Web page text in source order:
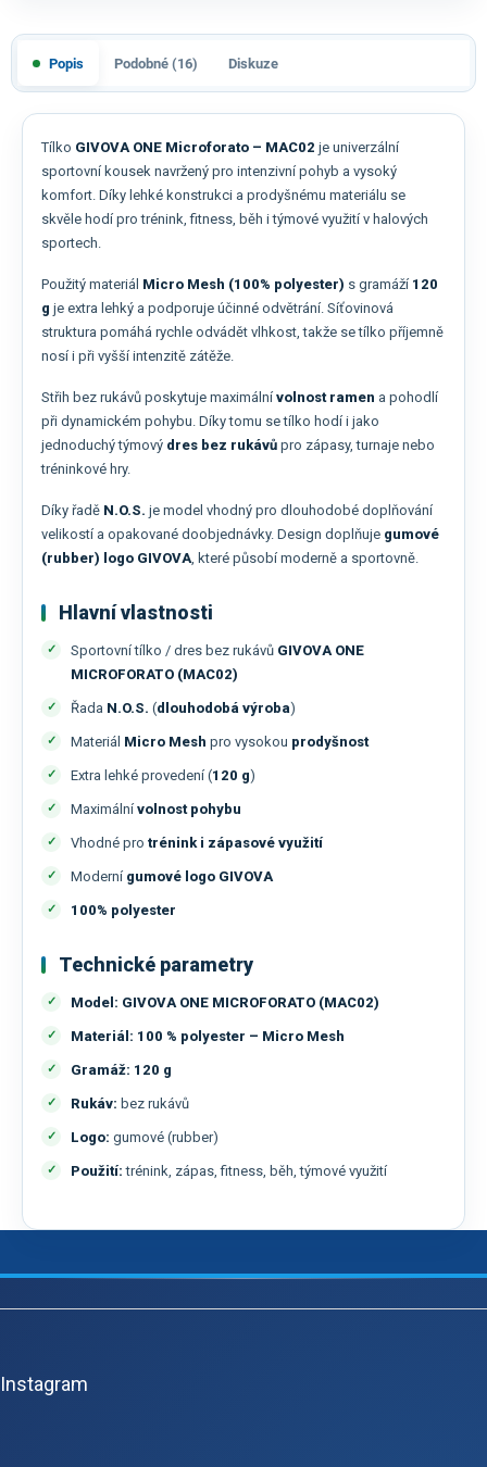
Popis Podobné (16) Diskuze
Tílko GIVOVA ONE Microforato – MAC02 je univerzální
sportovní kousek navržený pro intenzivní pohyb a vysoký
komfort. Díky lehké konstrukci a prodyšnému materiálu se
skvěle hodí pro trénink, fitness, běh i týmové využití v halových
sportech.
Použitý materiál Micro Mesh (100% polyester) s gramáží 120
g je extra lehký a podporuje účinné odvětrání. Síťovinová
struktura pomáhá rychle odvádět vlhkost, takže se tílko příjemně
nosí i při vyšší intenzitě zátěže.
Střih bez rukávů poskytuje maximální volnost ramen a pohodlí
při dynamickém pohybu. Díky tomu se tílko hodí i jako
jednoduchý týmový dres bez rukávů pro zápasy, turnaje nebo
tréninkové hry.
Díky řadě N.O.S. je model vhodný pro dlouhodobé doplňování
velikostí a opakované doobjednávky. Design doplňuje gumové
(rubber) logo GIVOVA, které působí moderně a sportovně.
Hlavní vlastnosti
Sportovní tílko / dres bez rukávů GIVOVA ONE
MICROFORATO (MAC02)
Řada N.O.S. (dlouhodobá výroba)
Materiál Micro Mesh pro vysokou prodyšnost
Extra lehké provedení (120 g)
Maximální volnost pohybu
Vhodné pro trénink i zápasové využití
Moderní gumové logo GIVOVA
100% polyester
Technické parametry
Model: GIVOVA ONE MICROFORATO (MAC02)
Materiál: 100 % polyester – Micro Mesh
Gramáž: 120 g
Rukáv: bez rukávů
Logo: gumové (rubber)
Použití: trénink, zápas, fitness, běh, týmové využití
Z
Instagram